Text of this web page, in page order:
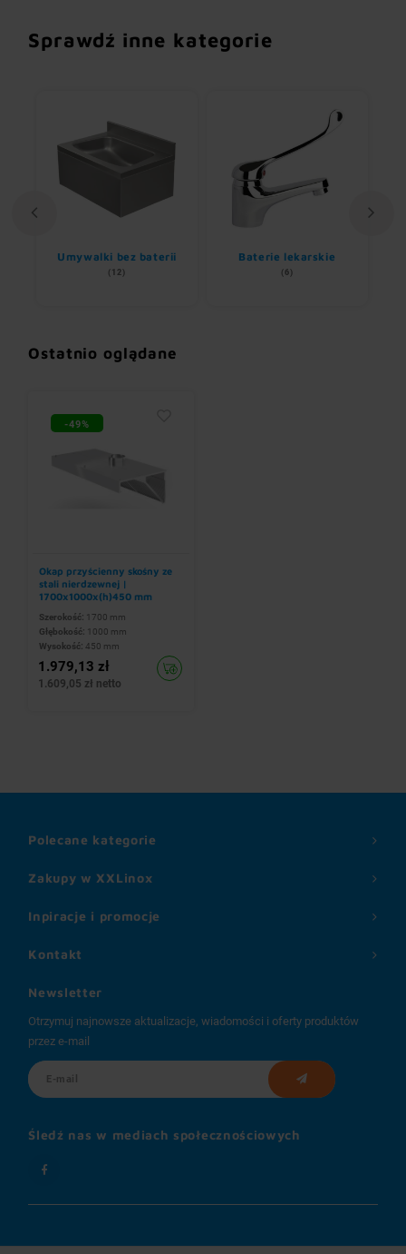
Sprawdź inne kategorie
Umywalki bez baterii
(12)
Baterie lekarskie
(6)
Ostatnio oglądane
-49%
Okap przyścienny skośny ze
stali nierdzewnej |
1700x1000x(h)450 mm
Szerokość: 1700 mm
Głębokość: 1000 mm
Wysokość: 450 mm
1.979,13 zł
1.609,05 zł netto
Zakupy w XXLinox
Inpiracje i promocje
Polecane kategorie
Kontakt
Newsletter
Otrzymuj najnowsze aktualizacje, wiadomości i oferty produktów
przez e-mail
Śledź nas w mediach społecznościowych